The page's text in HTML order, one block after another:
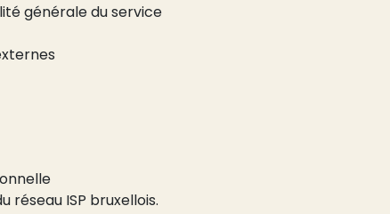
générale du service
réseau ISP bruxellois.